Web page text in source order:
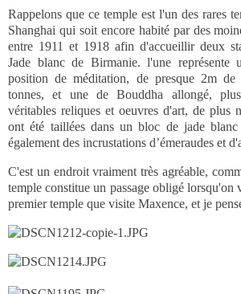
Rappelons que ce temple est l'un des rares
Shanghai qui soit encore habité par des
entre 1911 et 1918 afin d'accueillir deux
Jade blanc de Birmanie. l'une représente
position de méditation, de presque 2m
tonnes, et une de Bouddha allongé,
véritables reliques et oeuvres d'art, de plus
ont été taillées dans un bloc de jade blanc
également des incrustations d’émeraudes et
C'est un endroit vraiment très agréable,
temple constitue un passage obligé
premier temple que visite Maxence, et je